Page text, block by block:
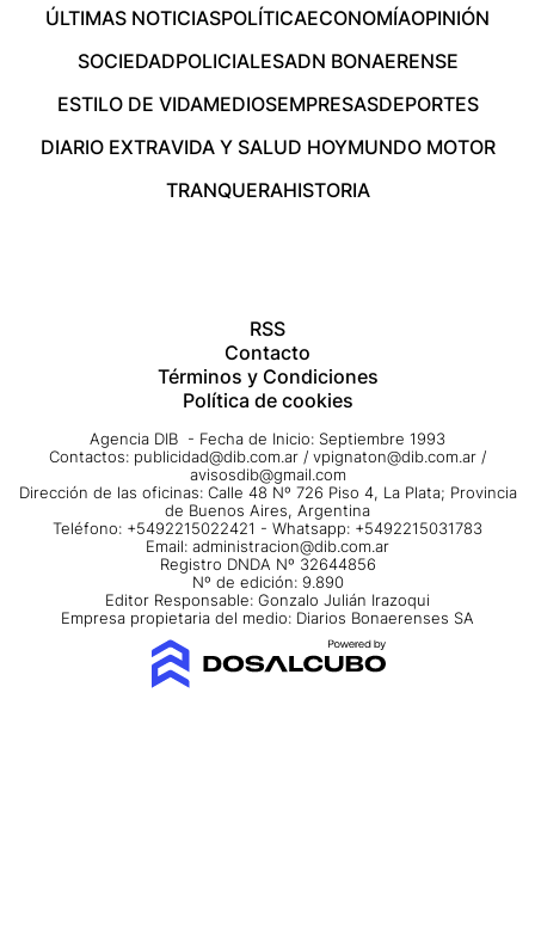
ÚLTIMAS NOTICIASPOLÍTICAECONOMÍAOPINIÓN
SOCIEDADPOLICIALESADN BONAERENSE
ESTILO DE VIDAMEDIOSEMPRESASDEPORTES
DIARIO EXTRAVIDA Y SALUD HOYMUNDO MOTOR
TRANQUERAHISTORIA
RSS
Contacto
Términos y Condiciones
Política de cookies
Agencia DIB - Fecha de Inicio: Septiembre 1993
Contactos: publicidad@dib.com.ar / vpignaton@dib.com.ar /
avisosdib@gmail.com
Dirección de las oficinas: Calle 48 Nº 726 Piso 4, La Plata; Provincia
de Buenos Aires, Argentina
Teléfono: +5492215022421 - Whatsapp: +5492215031783
Email: administracion@dib.com.ar
Registro DNDA Nº 32644856
Nº de edición: 9.890
Editor Responsable: Gonzalo Julián Irazoqui
Empresa propietaria del medio: Diarios Bonaerenses SA